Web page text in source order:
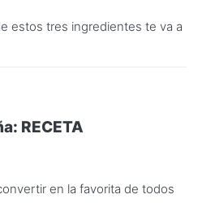
estos tres ingredientes te va a
RECETA
en la favorita de todos